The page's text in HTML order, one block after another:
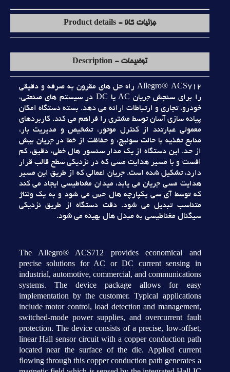
جزئیات کالا - Product details
توضیحات - Description
Allegro® ACS712 راه حل هاي مقرون به صرفه و دقيقي
را براي سنجش جريان AC يا DC در سيستم هاي صنعتي،
خودرو، تجاري و ارتباطات ارائه مي دهد. بسته دستگاه امکان
پياده سازي آسان توسط مشتري را فراهم مي کند. کاربردهاي
معمولي عبارتند از کنترل موتور، تشخيص و مديريت بار،
منابع تغذيه با حالت سوئيچ، و حفاظت از خطا در جريان بيش
از حد. اين دستگاه از يک مدار سنسور هال خطي، دقيق، کم
افست و با مسير هدايت مسي که در نزديکي سطح قالب قرار
دارد، تشکيل شده است. جريان اعمالي که از طريق اين مسير
هدايت مسي جريان مي يابد، ميدان مغناطيسي ايجاد مي کند
که توسط آي سي يکپارچه هال حس مي شود و به يک ولتاژ
متناسب تبديل مي شود. دقت دستگاه از طريق نزديکي
سيگنال مغناطيسي به مبدل هال بهينه مي شود.
The Allegro® ACS712 provides economical and
precise solutions for AC or DC current sensing in
industrial, automotive, commercial, and communications
systems. The device package allows for easy
implementation by the customer. Typical applications
include motor control, load detection and management,
switched-mode power supplies, and overcurrent fault
protection. The device consists of a precise, low-offset,
linear Hall sensor circuit with a copper conduction path
located near the surface of the die. Applied current
flowing through this copper conduction path generates a